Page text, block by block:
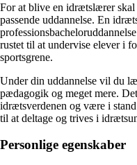
For at blive en idrætslærer skal
passende uddannelse. En
rustet til at undervise elever i
sportsgrene.
Under din uddannelse vil du
pædagogik og meget mere.
idrætsverdenen og være i
til at deltage og trives i
Personlige egenskaber